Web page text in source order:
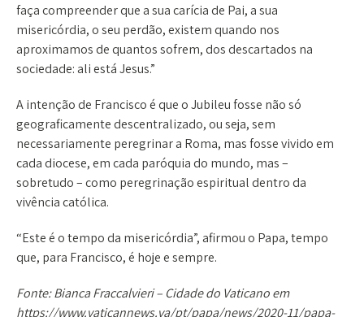
faça compreender que a sua carícia de Pai, a sua
misericórdia, o seu perdão, existem quando nos
aproximamos de quantos sofrem, dos descartados na
sociedade: ali está Jesus.”
A intenção de Francisco é que o Jubileu fosse não só
geograficamente descentralizado, ou seja, sem
necessariamente peregrinar a Roma, mas fosse vivido em
cada diocese, em cada paróquia do mundo, mas –
sobretudo – como peregrinação espiritual dentro da
vivência católica.
“Este é o tempo da misericórdia”, afirmou o Papa, tempo
que, para Francisco, é hoje e sempre.
Fonte: Bianca Fraccalvieri – Cidade do Vaticano em
https://www.vaticannews.va/pt/papa/news/2020-11/papa-